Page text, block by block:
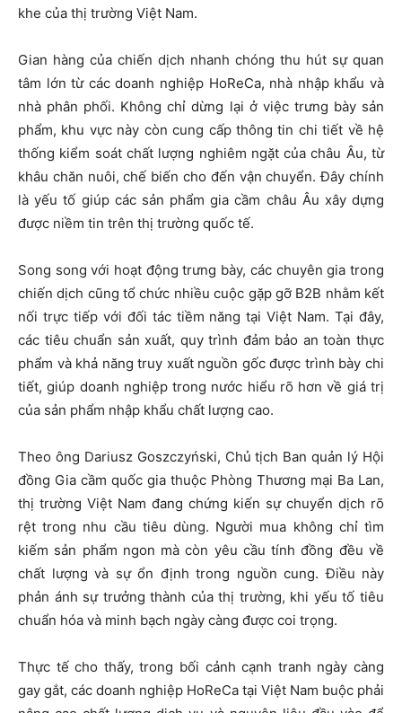
khe của thị trường Việt Nam.
Gian hàng của chiến dịch nhanh chóng thu hút sự quan
tâm lớn từ các doanh nghiệp HoReCa, nhà nhập khẩu và
nhà phân phối. Không chỉ dừng lại ở việc trưng bày sản
phẩm, khu vực này còn cung cấp thông tin chi tiết về hệ
thống kiểm soát chất lượng nghiêm ngặt của châu Âu, từ
khâu chăn nuôi, chế biến cho đến vận chuyển. Đây chính
là yếu tố giúp các sản phẩm gia cầm châu Âu xây dựng
được niềm tin trên thị trường quốc tế.
Song song với hoạt động trưng bày, các chuyên gia trong
chiến dịch cũng tổ chức nhiều cuộc gặp gỡ B2B nhằm kết
nối trực tiếp với đối tác tiềm năng tại Việt Nam. Tại đây,
các tiêu chuẩn sản xuất, quy trình đảm bảo an toàn thực
phẩm và khả năng truy xuất nguồn gốc được trình bày chi
tiết, giúp doanh nghiệp trong nước hiểu rõ hơn về giá trị
của sản phẩm nhập khẩu chất lượng cao.
Theo ông Dariusz Goszczyński, Chủ tịch Ban quản lý Hội
đồng Gia cầm quốc gia thuộc Phòng Thương mại Ba Lan,
thị trường Việt Nam đang chứng kiến sự chuyển dịch rõ
rệt trong nhu cầu tiêu dùng. Người mua không chỉ tìm
kiếm sản phẩm ngon mà còn yêu cầu tính đồng đều về
chất lượng và sự ổn định trong nguồn cung. Điều này
phản ánh sự trưởng thành của thị trường, khi yếu tố tiêu
chuẩn hóa và minh bạch ngày càng được coi trọng.
Thực tế cho thấy, trong bối cảnh cạnh tranh ngày càng
gay gắt, các doanh nghiệp HoReCa tại Việt Nam buộc phải